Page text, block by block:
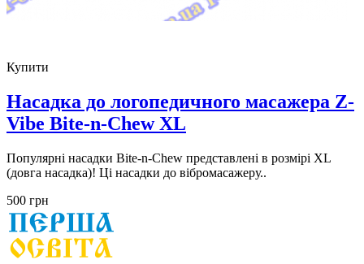
Купити
Насадка до логопедичного масажера Z-
Vibe Bite-n-Chew XL
Популярні насадки Bite-n-Chew представлені в розмірі XL
(довга насадка)! Ці насадки до вібромасажеру..
500 грн